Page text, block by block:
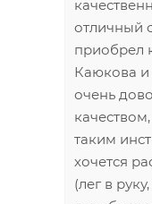
свою
умение
отличный
приобрел